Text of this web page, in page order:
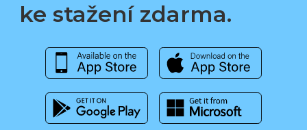
ke stažení zdarma.